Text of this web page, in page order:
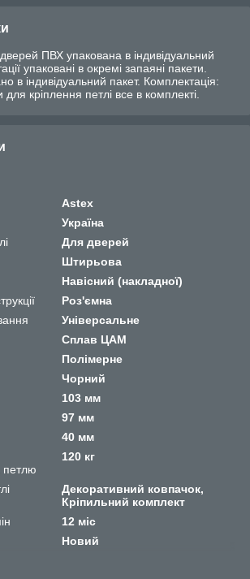
ПВХ упакована в індивідуальний
упаковані в окремі запаяні пакети.
в індивідуальний пакет. Комплектація:
для кріплення петлі все в комплекті.
Astex
Україна
Для дверей
Штирьова
Навісний (накладної)
Роз'ємна
Універсальне
Сплав ЦАМ
Полімерне
Чорний
103 мм
97 мм
40 мм
петлю
120 кг
Декоративний ковпачок,
Кріпильний комплект
12 міс
Новий